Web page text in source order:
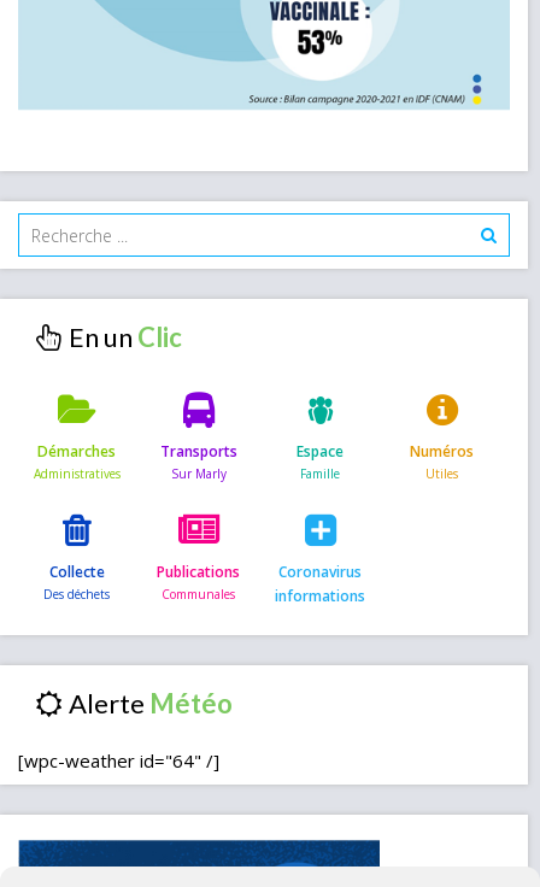
En un
Démarches Transports Espace Numéros
Collecte Publications
Coronavirus
informations
Alerte
[wpc-weather id="64" /]